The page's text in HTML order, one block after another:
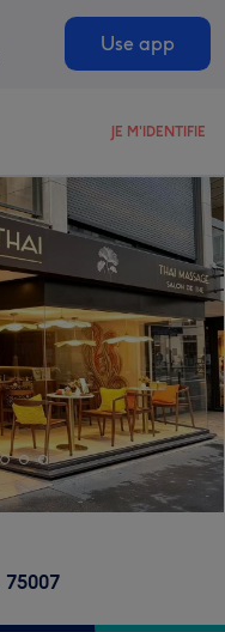
Use app
JE M'IDENTIFIE
75007